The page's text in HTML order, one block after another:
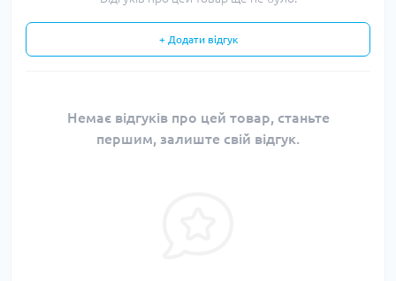
+ Додати відгук
Немає відгуків про цей товар, станьте
першим, залиште свій відгук.